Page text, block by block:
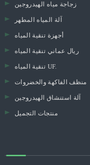
زجاجة مياه الهيدروجين
آلة المياه المطهر
أجهزة تنقية المياه
ريال عماني تنقية المياه
تنقية المياه UF.
منظف ​​الفاكهة والخضروات
آلة استنشاق الهيدروجين
منتجات التجميل